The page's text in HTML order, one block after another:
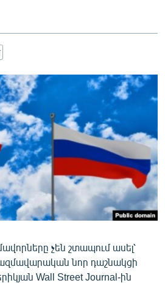
չեն շտապում ասել՝
նոր դաշնակցի
Wall Street Journal-ին